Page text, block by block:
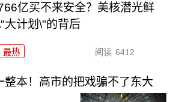
亿买不来安全？美核潜光鲜
大计划\"的背后
最热 阅读 6412
整本！高市的把戏骗不了东大